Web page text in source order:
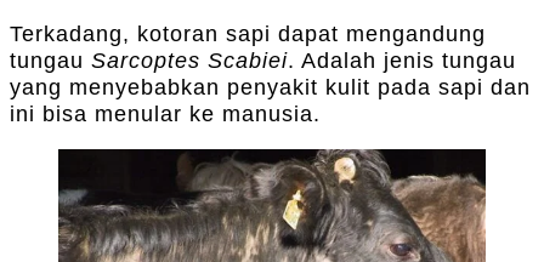
Terkadang, kotoran sapi dapat mengandung
tungau Sarcoptes Scabiei. Adalah jenis tungau
yang menyebabkan penyakit kulit pada sapi dan
ini bisa menular ke manusia.